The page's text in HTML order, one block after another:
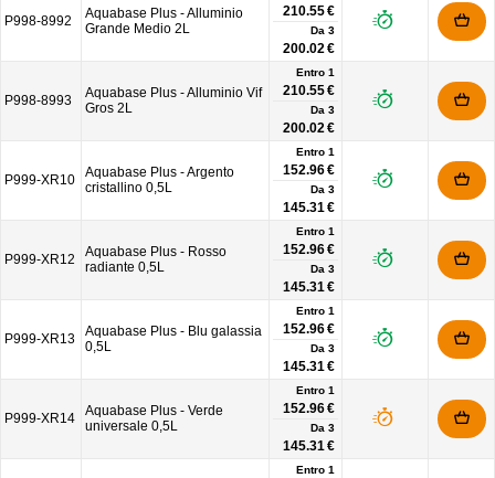
P998-8992
Aquabase Plus - Alluminio
Grande Medio 2L
210.55 €
Da 3
200.02 €
P998-8993
Aquabase Plus - Alluminio Vif
Gros 2L
Entro 1
210.55 €
Da 3
200.02 €
P999-XR10
Aquabase Plus - Argento
cristallino 0,5L
Entro 1
152.96 €
Da 3
145.31 €
P999-XR12
Aquabase Plus - Rosso
radiante 0,5L
Entro 1
152.96 €
Da 3
145.31 €
P999-XR13
Aquabase Plus - Blu galassia
0,5L
Entro 1
152.96 €
Da 3
145.31 €
P999-XR14
Aquabase Plus - Verde
universale 0,5L
Entro 1
152.96 €
Da 3
145.31 €
Entro 1